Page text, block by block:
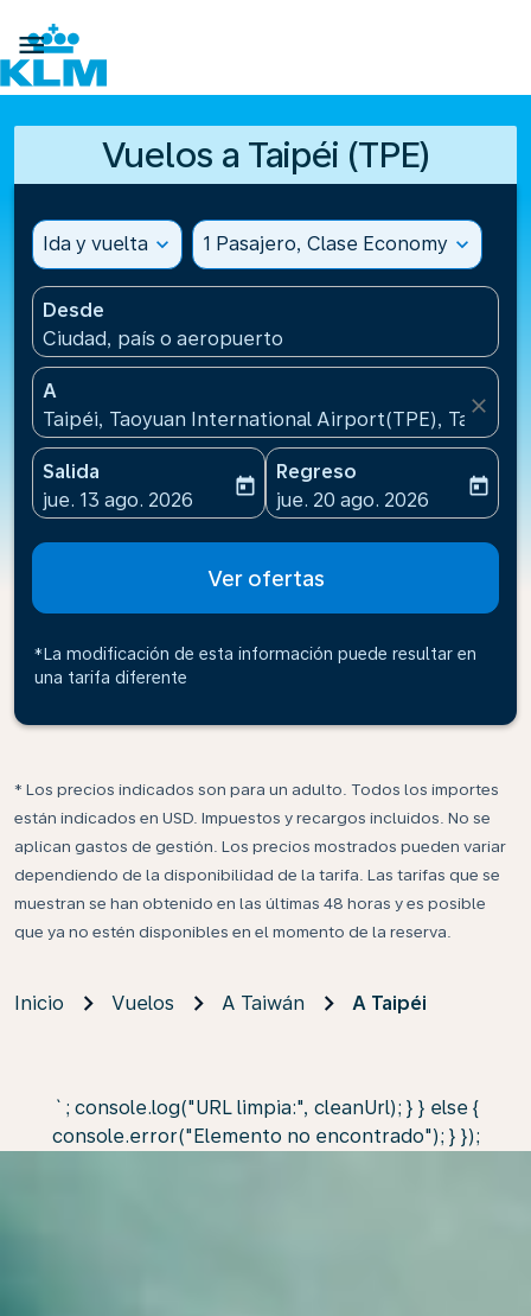

Vuelos a Taipéi (TPE)
Ida y vuelta expand_more 1 Pasajero, Clase Economy expand_more
Desde
Ciudad, país o aeropuerto
A
Taipéi, Taoyuan International Airport(TPE), Taiwan,
close
Salida
fc-booking-departure-date-aria-label
jue. 13 ago. 2026
today
Regreso
fc-booking-return-date-
jue. 20 ago. 2026
today
Ver ofertas
*La modificación de esta información puede resultar en
una tarifa diferente
* Los precios indicados son para un adulto. Todos los importes
están indicados en USD. Impuestos y recargos incluidos. No se
aplican gastos de gestión. Los precios mostrados pueden variar
dependiendo de la disponibilidad de la tarifa. Las tarifas que se
muestran se han obtenido en las últimas 48 horas y es posible
que ya no estén disponibles en el momento de la reserva.
Inicio Vuelos A Taiwán A Taipéi
`; console.log("URL limpia:", cleanUrl); } } else {
console.error("Elemento no encontrado"); } });